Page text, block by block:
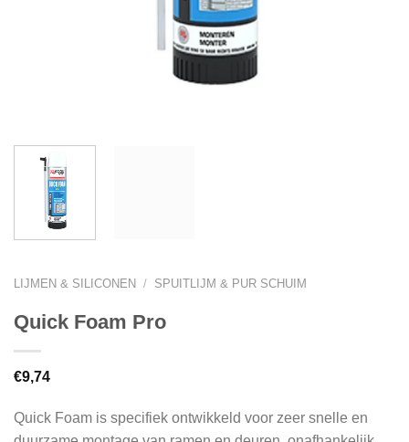
LIJMEN & SILICONEN / SPUITLIJM & PUR SCHUIM
Quick Foam Pro
€9,74
Quick Foam is specifiek ontwikkeld voor zeer snelle en